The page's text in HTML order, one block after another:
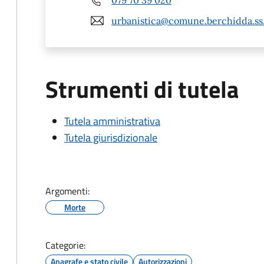
Strumenti di tutela
Tutela amministrativa
Tutela giurisdizionale
Argomenti:
Morte
Categorie:
Anagrafe e stato civile Autorizzazioni